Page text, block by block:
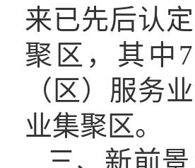
来已先后认
聚区，其中
（区）服务
业集聚区。
三、 新前景